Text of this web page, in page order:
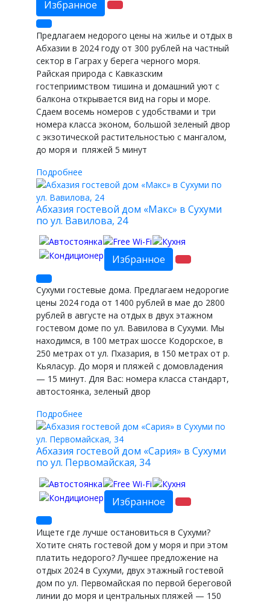
Избранное
Предлагаем недорого цены на жилье и отдых в
Абхазии в 2024 году от 300 рублей на частный
сектор в Гаграх у берега черного моря.
Райская природа с Кавказским
гостеприимством тишина и домашний уют с
балкона открывается вид на горы и море.
Сдаем восемь номеров с удобствами и три
номера класса эконом, большой зеленый двор
с экзотической растительностью с мангалом,
до моря и пляжей 5 минут
Подробнее
Абхазия гостевой дом «Макс» в Сухуми
по ул. Вавилова, 24
Избранное
Сухуми гостевые дома. Предлагаем недорогие
цены 2024 года от 1400 рублей в мае до 2800
рублей в августе на отдых в двух этажном
гостевом доме по ул. Вавилова в Сухуми. Мы
находимся, в 100 метрах шоссе Кодорское, в
250 метрах от ул. Пхазария, в 150 метрах от р.
Кьяласур. До моря и пляжей с домовладения
— 15 минут. Для Вас: номера класса стандарт,
автостоянка, зеленый двор
Подробнее
Абхазия гостевой дом «Сария» в Сухуми
по ул. Первомайская, 34
Избранное
Ищете где лучше остановиться в Сухуми?
Хотите снять гостевой дом у моря и при этом
платить недорого? Лучшее предложение на
отдых 2024 в Сухуми, двух этажный гостевой
дом по ул. Первомайская по первой береговой
линии до моря и центральных пляжей — 150